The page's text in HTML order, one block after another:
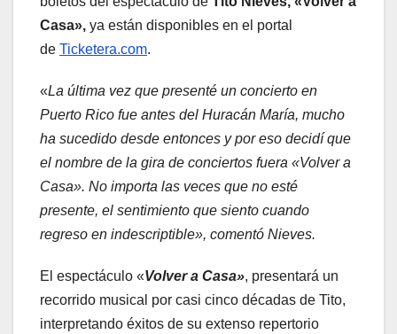
Casa», ya están disponibles en el portal
de Ticketera.com.
«La última vez que presenté un concierto en
Puerto Rico fue antes del Huracán María, mucho
ha sucedido desde entonces y por eso decidí que
el nombre de la gira de conciertos fuera «Volver a
Casa». No importa las veces que no esté
presente, el sentimiento que siento cuando
regreso en indescriptible», comentó Nieves.
El espectáculo «Volver a Casa», presentará un
recorrido musical por casi cinco décadas de Tito,
interpretando éxitos de su extenso repertorio